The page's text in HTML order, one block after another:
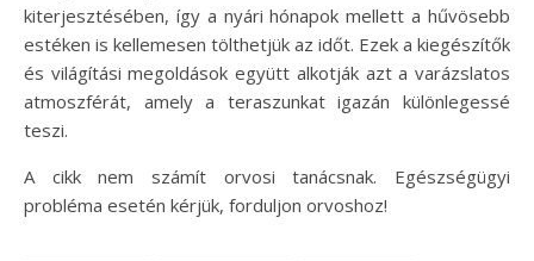
kiterjesztésében, így a nyári hónapok mellett a hűvösebb
estéken is kellemesen tölthetjük az időt. Ezek a kiegészítők
és világítási megoldások együtt alkotják azt a varázslatos
atmoszférát, amely a teraszunkat igazán különlegessé
teszi.
A cikk nem számít orvosi tanácsnak. Egészségügyi
probléma esetén kérjük, forduljon orvoshoz!